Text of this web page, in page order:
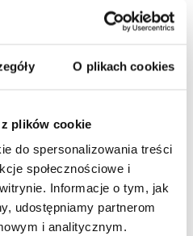
O plikach cookies
plików cookie
do spersonalizowania treści
społecznościowe i
Informacje o tym, jak
udostępniamy partnerom
i analitycznym.
międzynarodową. W latach
komisji opiniującej wyborów